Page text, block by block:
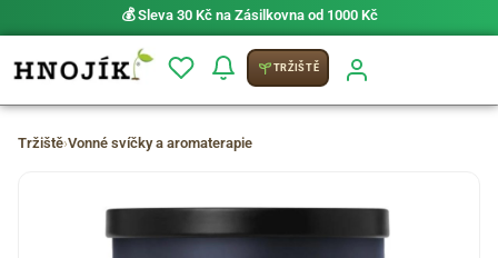
💰 Sleva 30 Kč na Zásilkovna od 1000 Kč
TRŽIŠTĚ
Tržiště›Vonné svíčky a aromaterapie